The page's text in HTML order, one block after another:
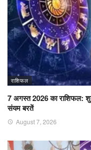
राशिफल
7 अगस्त 2026 का राशिफल:
संयम बरतें
August 7, 2026